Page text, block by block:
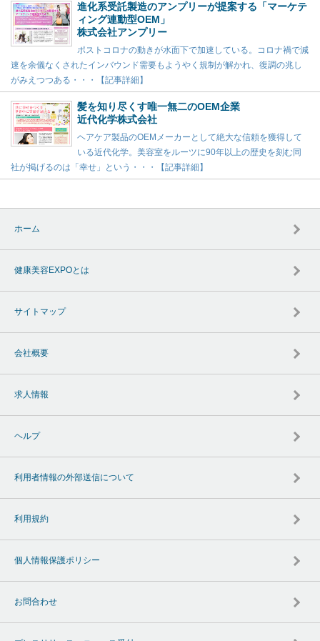
進化系受託製造のアンプリーが提案する「マーケテ
ィング連動型OEM」
株式会社アンプリー
ポストコロナの動きが水面下で加速している。コロナ禍で減
速を余儀なくされたインバウンド需要もようやく規制が解かれ、復調の兆し
がみえつつある・・・【記事詳細】
髪を知り尽くす唯一無二のOEM企業
近代化学株式会社
ヘアケア製品のOEMメーカーとして絶大な信頼を獲得して
いる近代化学。美容室をルーツに90年以上の歴史を刻む同
社が掲げるのは「幸せ」という・・・【記事詳細】
ホーム
健康美容EXPOとは
サイトマップ
会社概要
求人情報
ヘルプ
利用者情報の外部送信について
利用規約
個人情報保護ポリシー
お問合わせ